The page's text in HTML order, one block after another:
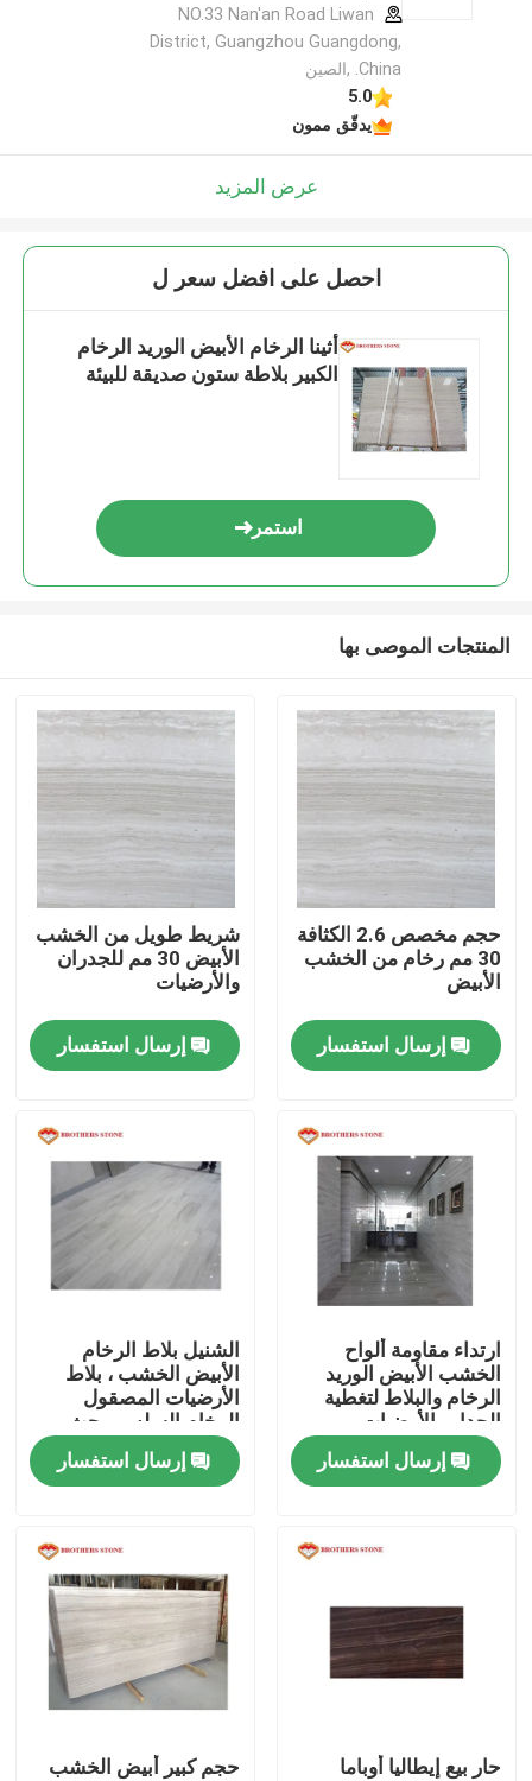
المنتجات
مراقبة الجودة
اتصل بنا
القضايا
ألواح الجرانيت الحجر
NO.33 Nan'an Road Liwan
District, Guangzhou Guangdong,
China. ,الصين
5.0
يدقّق ممون
عرض المزيد
احصل على افضل سعر ل
أثينا الرخام الأبيض الوريد الرخام
الكبير بلاطة ستون صديقة للبيئة
استمر
المنتجات الموصى بها
حجم مخصص 2.6 الكثافة
30 مم رخام من الخشب
الأبيض
إرسال استفسار
شريط طويل من الخشب
الأبيض 30 مم للجدران
والأرضيات
إرسال استفسار
ارتداء مقاومة ألواح
الخشب الأبيض الوريد
الرخام والبلاط لتغطية
الجدار والأرضيات
إرسال استفسار
الشنيل بلاط الرخام
الأبيض الخشب ، بلاط
الأرضيات المصقول
الرخام السلس يبحث
إرسال استفسار
حار بيع إيطاليا أوباما
حجم كبير أبيض الخشب